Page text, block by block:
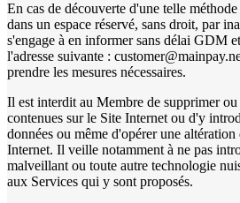
En cas de découverte d'une telle
dans un espace réservé, sans droit, par
s'engage à en informer sans délai GDM
l'adresse suivante :
prendre les mesures nécessaires.
Il est interdit au Membre de supprimer
contenues sur le Site Internet ou d'y
données ou même d'opérer une
Internet. Il veille notamment à ne pas
malveillant ou toute autre technologie
aux Services qui y sont proposés.